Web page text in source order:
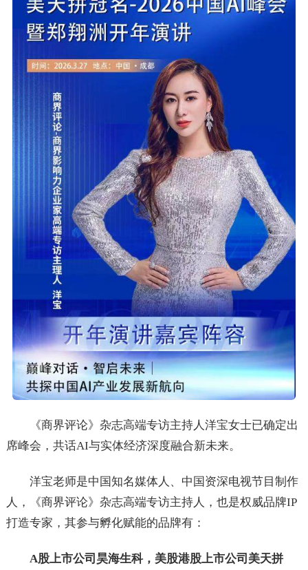
《商界评论》杂志高端专访主持人洋宝女士已确定出
席峰会，共话AI与实体经济深度融合新未来。
洋宝老师是中国知名媒体人、中国资深电视节目制作
人，《商界评论》杂志高端专访主持人，也是权威品牌IP
打造专家，其参与孵化赋能的品牌有：
A股上市公司昊海生科，美股港股上市公司美天拼